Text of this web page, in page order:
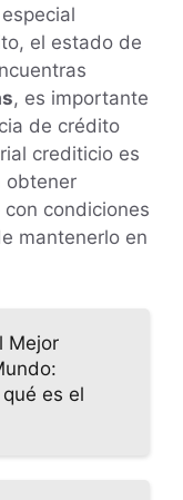
el estado de
, es importante
de crédito
crediticio es
obtener
condiciones
mantenerlo en
Mejor
es el